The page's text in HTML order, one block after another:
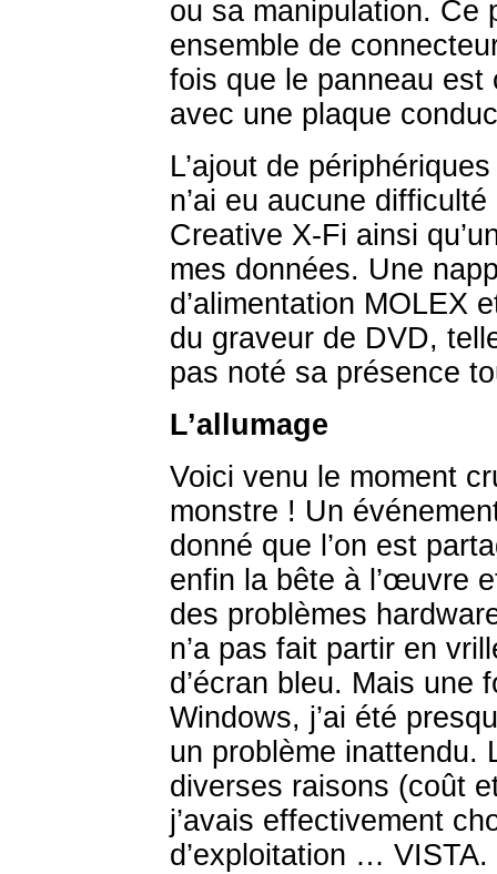
ou sa manipulation. Ce
ensemble de
fois que le panneau est
avec une plaque
L’ajout de
n’ai eu aucune
Creative X-Fi ainsi
mes données. Une
d’alimentation MOLEX
du graveur de DVD,
pas noté sa présence
L’allumage
Voici venu le moment
monstre ! Un
donné que l’on est
enfin la bête à l’œuvre
des problèmes
n’a pas fait partir en
d’écran bleu. Mais une
Windows, j’ai été
un problème inattendu.
diverses raisons (coût
j’avais effectivement
d’exploitation … VISTA.